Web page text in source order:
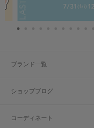
ブランド一覧
ショップブログ
コーディネート